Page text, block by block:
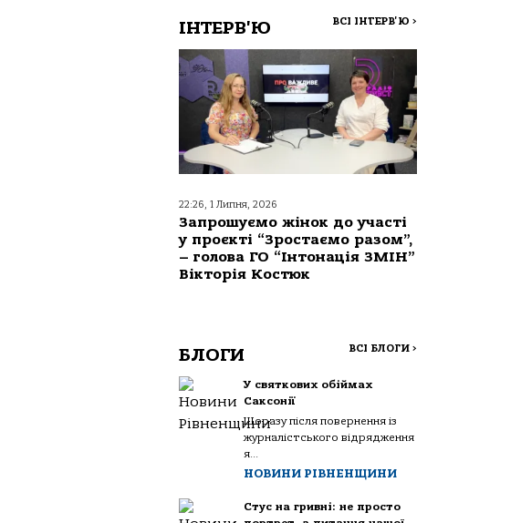
ІНТЕРВ'Ю ВСІ ІНТЕРВ'Ю >
22:26, 1 Липня, 2026
Запрошуємо жінок до участі
у проєкті “Зростаємо разом”,
– голова ГО “Інтонація ЗМІН”
Вікторія Костюк
БЛОГИ ВСІ БЛОГИ >
У святкових обіймах
Саксонії
Щоразу після повернення із
журналістського відрядження
я...
НОВИНИ РІВНЕНЩИНИ
Стус на гривні: не просто